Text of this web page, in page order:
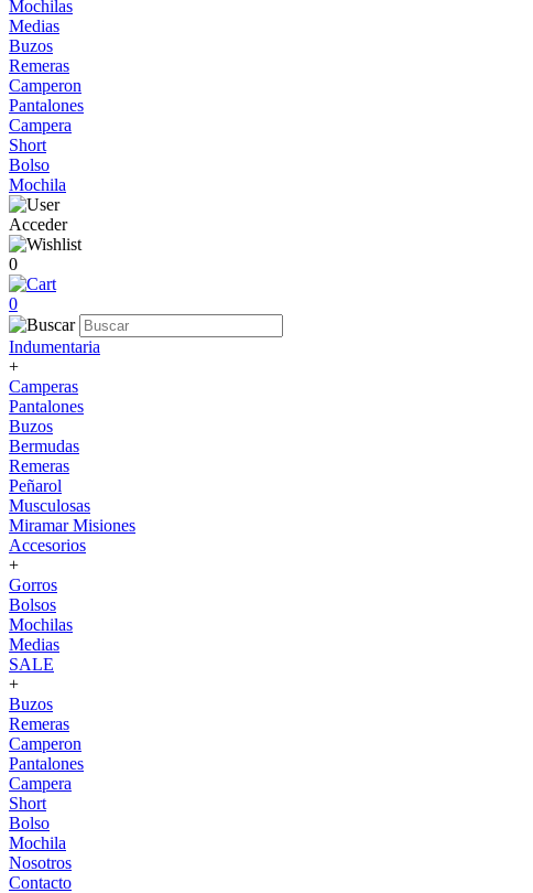
Mochilas
Medias
Buzos
Remeras
Camperon
Pantalones
Campera
Short
Bolso
Mochila
Acceder
0
0
Indumentaria
+
Camperas
Pantalones
Buzos
Bermudas
Remeras
Peñarol
Musculosas
Miramar Misiones
Accesorios
+
Gorros
Bolsos
Mochilas
Medias
SALE
+
Buzos
Remeras
Camperon
Pantalones
Campera
Short
Bolso
Mochila
Nosotros
Contacto